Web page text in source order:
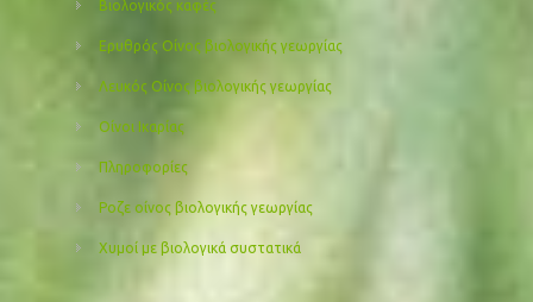
Βιολογικός καφές
Ερυθρός Οίνος βιολογικής γεωργίας
Λευκός Οίνος βιολογικής γεωργίας
Οίνοι Ικαρίας
Πληροφορίες
Ροζε οίνος βιολογικής γεωργίας
Χυμοί με βιολογικά συστατικά